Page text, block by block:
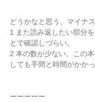
どうかなと思う、マイナ
1 また読み返したい部分
とで確認しづらい。
2 本の数が少ない。この
しても手間と時間がかか
ーーーーー